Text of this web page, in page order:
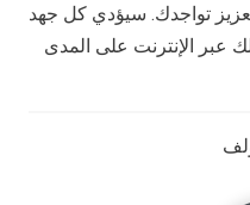
تواجدك. سيؤدي كل جهد
عبر الإنترنت على المدى